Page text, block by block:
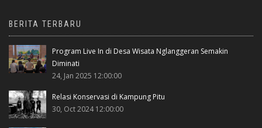
BERITA TERBARU
Program Live In di Desa Wisata Nglanggeran Semakin
Diminati
24, Jan 2025 12:00:00
Relasi Konservasi di Kampung Pitu
30, Oct 2024 12:00:00